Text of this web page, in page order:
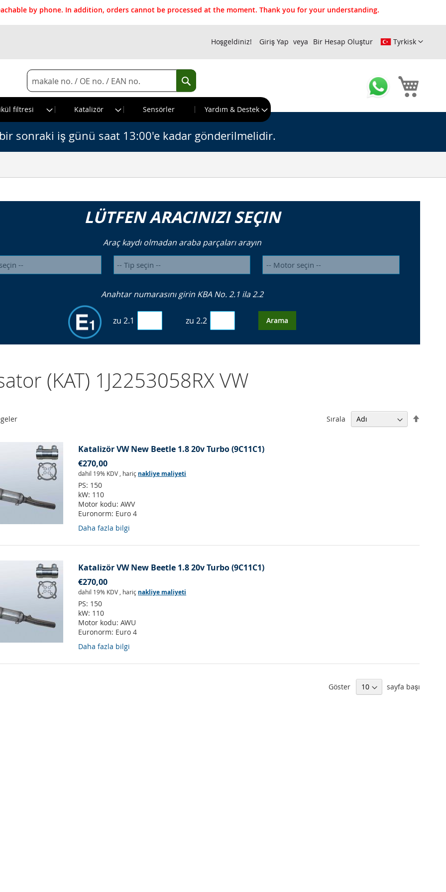
by phone. In addition, orders cannot be processed at the moment. Thank you for your understanding.
Tyrkisk
Hoşgeldiniz! Giriş Yap Bir Hesap Oluştur
Search
Search
filtresi
Katalizör Sensörler Yardım & Destek
sonraki iş günü saat 13:00'e kadar gönderilmelidir.
LÜTFEN ARACINIZI SEÇIN
Araç kaydı olmadan araba parçaları arayın
Anahtar numarasını girin KBA No. 2.1 ila 2.2
zu 2.1 zu 2.2 Arama
(KAT) 1J2253058RX VW
Sırala
Katalizör VW New Beetle 1.8 20v Turbo (9C11C1)
€270,00
dahil 19% KDV , hariç nakliye maliyeti
PS: 150
kW: 110
Motor kodu:AWV
Euronorm: Euro 4
Daha fazla bilgi
Katalizör VW New Beetle 1.8 20v Turbo (9C11C1)
€270,00
dahil 19% KDV , hariç nakliye maliyeti
PS: 150
kW: 110
Motor kodu:AWU
Euronorm: Euro 4
Daha fazla bilgi
Göster sayfa başı